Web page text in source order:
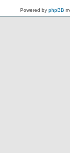
Powered by phpBB